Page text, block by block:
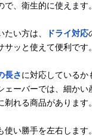
、衛生的に使えます。
い方は、 ドライ対応
サッと使えて便利です。
長さに対応しているか
ェーバーでは、細か
れる商品があります。
使い勝手を左右します